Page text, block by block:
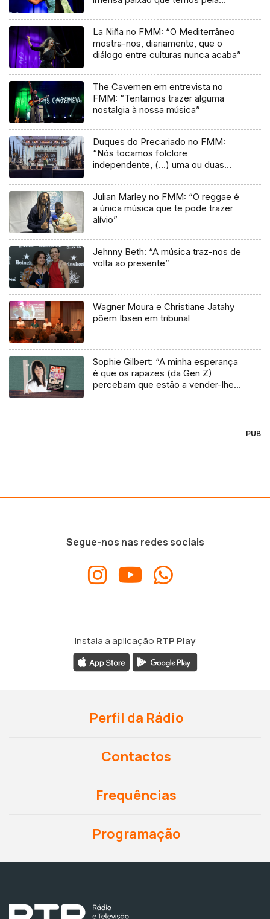
La Niña no FMM: “O Mediterrâneo
mostra-nos, diariamente, que o
diálogo entre culturas nunca acaba”
The Cavemen em entrevista no
FMM: “Tentamos trazer alguma
nostalgia à nossa música”
Duques do Precariado no FMM:
“Nós tocamos folclore
independente, (…) uma ou duas
Julian Marley no FMM: “O reggae é
a única música que te pode trazer
alívio”
Jehnny Beth: “A música traz-nos de
volta ao presente”
Wagner Moura e Christiane Jatahy
põem Ibsen em tribunal
Sophie Gilbert: “A minha esperança
é que os rapazes (da Gen Z)
percebam que estão a vender-lhes
PUB
Segue-nos nas redes sociais
Instala a aplicação RTP Play
Perfil da Rádio
Contactos
Frequências
Programação